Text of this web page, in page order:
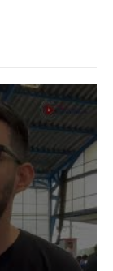
VIDEO